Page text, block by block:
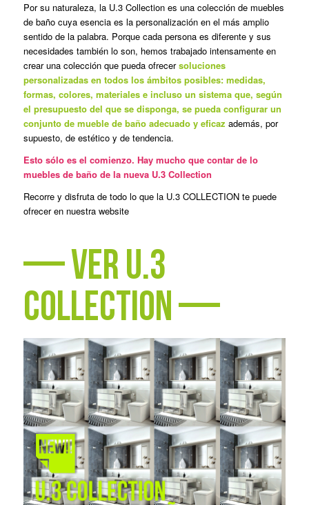
Por su naturaleza, la U.3 Collection es una colección de muebles
de baño cuya esencia es la personalización en el más amplio
sentido de la palabra. Porque cada persona es diferente y sus
necesidades también lo son, hemos trabajado intensamente en
crear una colección que pueda ofrecersoluciones
personalizadas en todos los ámbitos posibles: medidas,
formas, colores, materiales e incluso un sistema que, según
el presupuesto del que se disponga, se pueda configurar un
conjunto de mueble de baño adecuado y eficaz además, por
supuesto, de estético y de tendencia.
Esto sólo es el comienzo. Hay mucho que contar de lo
muebles de baño de la nueva U.3 Collection
Recorre y disfruta de todo lo que la U.3 COLLECTION te puede
ofrecer en nuestra website
—ver u.3
collection—